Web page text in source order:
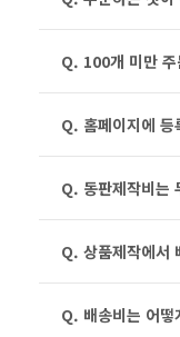
Q. 100개 미만 주
Q. 홈페이지에
Q. 동판제작비는
Q. 상품제작에서
Q. 배송비는 어떻